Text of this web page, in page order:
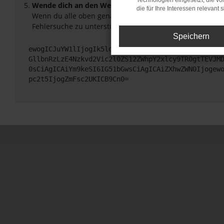
Wende dich an den Webseitenbetreiber.
Wenn du alle oben genannten Schritte versucht hast,
Fehlersuche zu unterstützen:
pc2t5IjogZmFsc2UKICB9Cn0=
die für Ihre Interessen relevant
Speichern